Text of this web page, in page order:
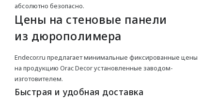
абсолютно безопасно.
Цены на стеновые панели
из дюрополимера
Endecor.ru предлагает минимальные фиксированные цены
на продукцию Orac Decor установленные заводом-
изготовителем.
Быстрая и удобная доставка